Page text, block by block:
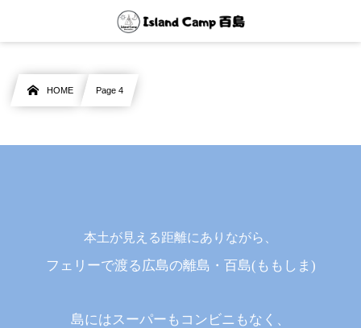
HOME Page 4
本土が見える距離にありながら、
フェリーで渡る広島の離島・百島(ももしま)
島にはスーパーもコンビニもなく、